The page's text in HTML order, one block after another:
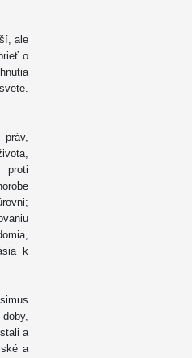
ale
o
proti
k
a
a